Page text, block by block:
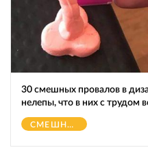
30 смешных провалов в
нелепы, что в них с трудом
СМЕШНОЕ